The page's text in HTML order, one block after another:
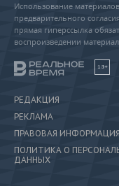
Использование
предварительного
прямая гиперссылка
воспроизведении
18+
РЕДАКЦИЯ
РЕКЛАМА
ПРАВОВАЯ ИНФОРМАЦИЯ
ПОЛИТИКА О
ДАННЫХ